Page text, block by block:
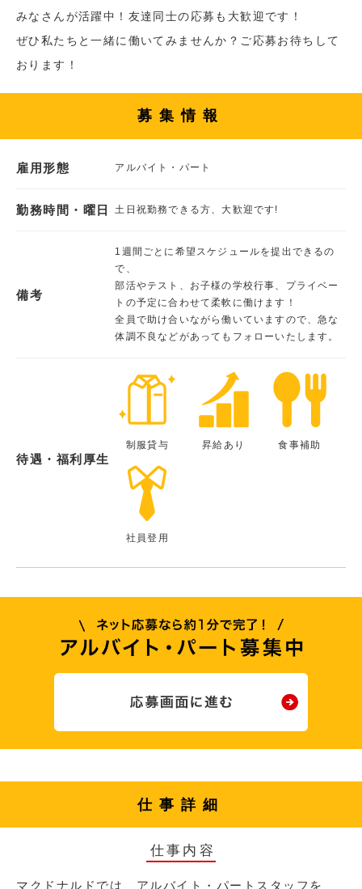
みなさんが活躍中！友達同士の応募も大歓迎です！
ぜひ私たちと一緒に働いてみませんか？ご応募お待ちして
おります！
募集情報
雇用形態 アルバイト・パート
勤務時間・曜日 土日祝勤務できる方、大歓迎です!
備考
1週間ごとに希望スケジュールを提出できるの
で、
部活やテスト、お子様の学校行事、プライベー
トの予定に合わせて柔軟に働けます！
全員で助け合いながら働いていますので、急な
体調不良などがあってもフォローいたします。
待遇・福利厚生
制服貸与 昇給あり 食事補助
社員登用
仕事詳細
仕事内容
マクドナルドでは、アルバイト・パートスタッフを